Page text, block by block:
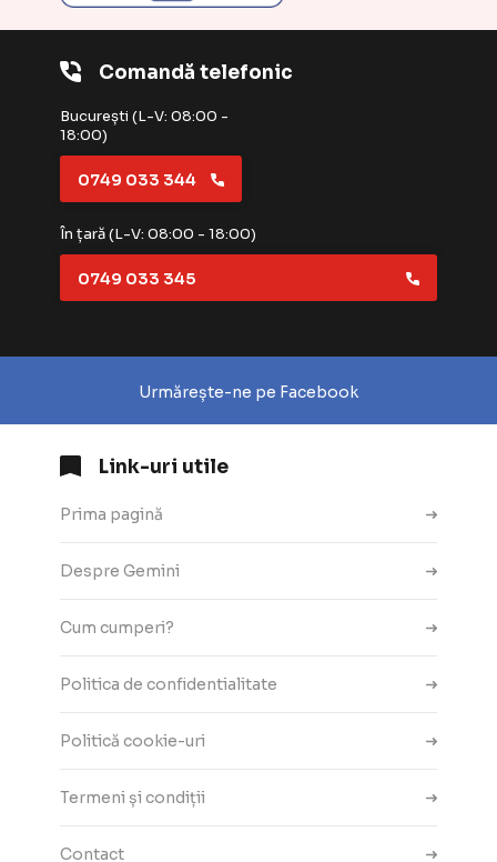
Comandă telefonic
București (L-V: 08:00 -
18:00)
0749 033 344
În țară (L-V: 08:00 - 18:00)
0749 033 345
Urmărește-ne pe Facebook
Link-uri utile
Prima pagină
Despre Gemini
Cum cumperi?
Politica de confidentialitate
Politică cookie-uri
Termeni și condiții
Contact